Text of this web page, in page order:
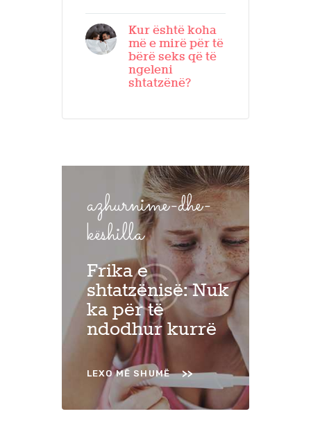
Kur është koha
më e mirë për të
bërë seks që të
ngeleni
shtatzënë?
azhurnime-dhe-
këshilla
Frika e
shtatzënisë: Nuk
ka për të
ndodhur kurrë
LEXO MË SHUMË